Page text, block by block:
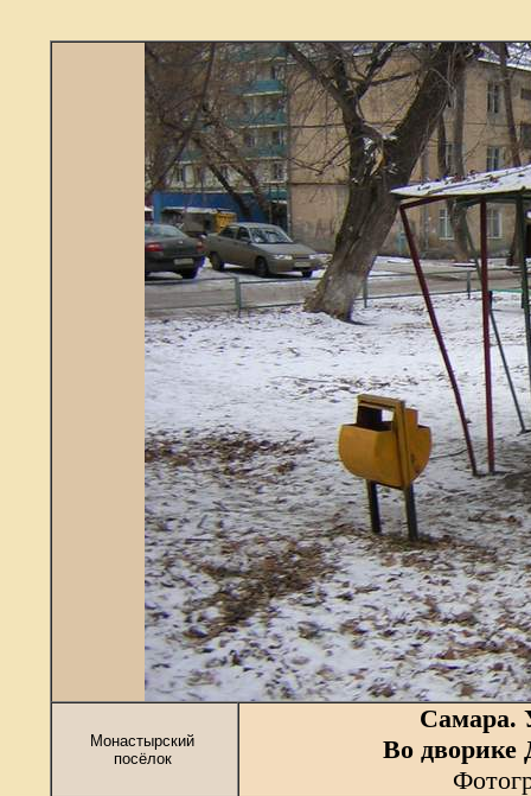
Монастырский
посёлок
Самара.
Во дворике